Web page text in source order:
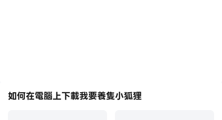
如何在電腦上下載我要養隻小狐狸